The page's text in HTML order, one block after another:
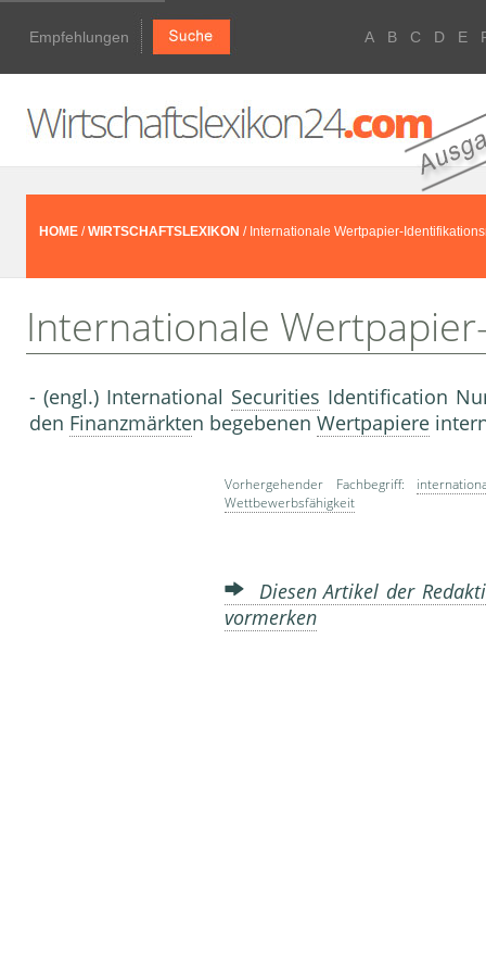
Empfehlungen A B C D E
HOME /WIRTSCHAFTSLEXIKON / Internationale Wertpapier-
Internationale
- (engl.) International Securities Identification
den Finanzmärkten begebenen Wertpapiere
Vorhergehender Fachbegriff:
Wettbewerbsfähigkeit
Diesen Artikel der
vormerken